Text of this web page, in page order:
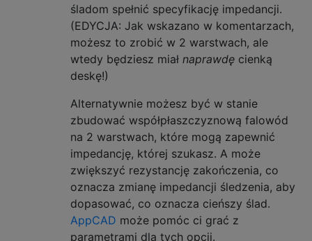
śladom spełnić specyfikację impedancji.
(EDYCJA: Jak wskazano w komentarzach,
możesz to zrobić w 2 warstwach, ale
wtedy będziesz miał naprawdę cienką
deskę!)
Alternatywnie możesz być w stanie
zbudować współpłaszczyznową falowód
na 2 warstwach, które mogą zapewnić
impedancję, której szukasz. A może
zwiększyć rezystancję zakończenia, co
oznacza zmianę impedancji śledzenia, aby
dopasować, co oznacza cieńszy ślad.
AppCAD może pomóc ci grać z
parametrami dla tych opcji.